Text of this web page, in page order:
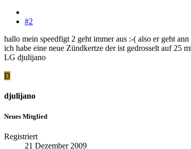
#2
hallo mein speedfigt 2 geht immer aus :-( also er geht
ich habe eine neue Zündkertze der ist gedrosselt auf
LG djulijano
D
djulijano
Neues Mitglied
Registriert
21 Dezember 2009